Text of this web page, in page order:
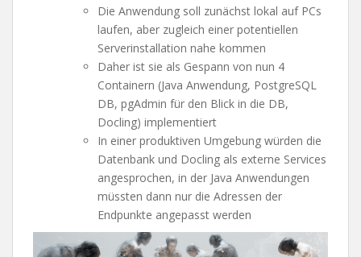
Die Anwendung soll zunächst lokal auf PCs
laufen, aber zugleich einer potentiellen
Serverinstallation nahe kommen
Daher ist sie als Gespann von nun 4
Containern (Java Anwendung, PostgreSQL
DB, pgAdmin für den Blick in die DB,
Docling) implementiert
In einer produktiven Umgebung würden die
Datenbank und Docling als externe Services
angesprochen, in der Java Anwendungen
müssten dann nur die Adressen der
Endpunkte angepasst werden